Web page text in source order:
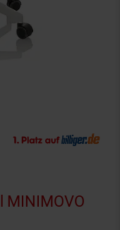
MINIMOVO